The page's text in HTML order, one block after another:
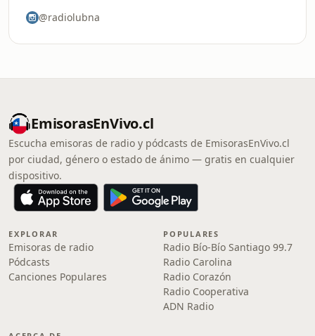
@radiolubna
EmisorasEnVivo.cl
Escucha emisoras de radio y pódcasts de EmisorasEnVivo.cl
por ciudad, género o estado de ánimo — gratis en cualquier
dispositivo.
EXPLORAR
Emisoras de radio
Pódcasts
Canciones Populares
POPULARES
Radio Bío-Bío Santiago 99.7
Radio Carolina
Radio Corazón
Radio Cooperativa
ADN Radio